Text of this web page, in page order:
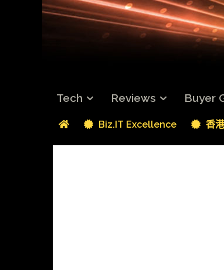
Tech Reviews Buyer
Biz.IT Excellence 香